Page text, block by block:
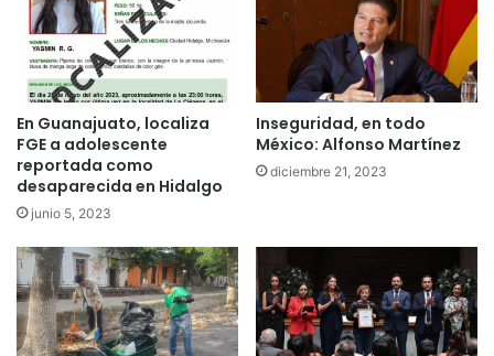
En Guanajuato, localiza
FGE a adolescente
reportada como
desaparecida en Hidalgo
junio 5, 2023
Inseguridad, en todo
México: Alfonso Martínez
diciembre 21, 2023